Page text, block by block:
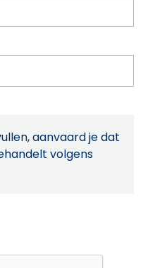
aanvaard je dat
volgens